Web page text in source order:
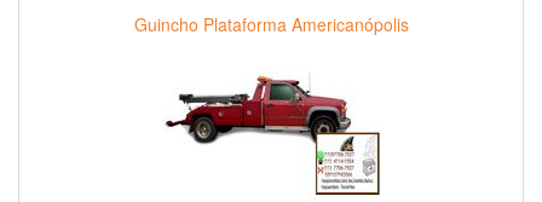
Guincho Plataforma Americanópolis